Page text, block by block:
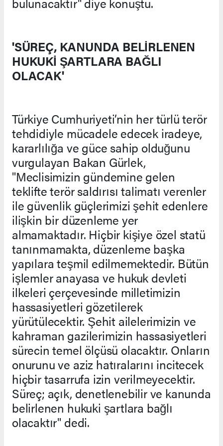
'SÜREÇ, KANUNDA BELİRLENEN
HUKUKİ ŞARTLARA BAĞLI
OLACAK'
Türkiye Cumhuriyeti’nin her türlü terör
tehdidiyle mücadele edecek iradeye,
kararlılığa ve güce sahip olduğunu
vurgulayan Bakan Gürlek,
"Meclisimizin gündemine gelen
teklifte terör saldırısı talimatı verenler
ile güvenlik güçlerimizi şehit edenlere
ilişkin bir düzenleme yer
almamaktadır. Hiçbir kişiye özel statü
tanınmamakta, düzenleme başka
yapılara teşmil edilmemektedir. Bütün
işlemler anayasa ve hukuk devleti
ilkeleri çerçevesinde milletimizin
hassasiyetleri gözetilerek
yürütülecektir. Şehit ailelerimizin ve
kahraman gazilerimizin hassasiyetleri
sürecin temel ölçüsü olacaktır. Onların
onurunu ve aziz hatıralarını incitecek
hiçbir tasarrufa izin verilmeyecektir.
Süreç; açık, denetlenebilir ve kanunda
belirlenen hukuki şartlara bağlı
olacaktır" dedi.